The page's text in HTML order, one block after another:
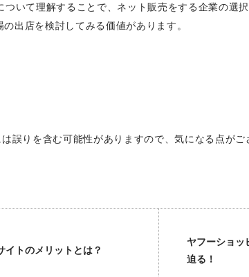
いて理解することで、ネット販売をする企業の選
出店を検討してみる価値があります。
誤りを含む可能性がありますので、気になる点がご
イトのメリットとは？
ヤフーショッ
迫る！